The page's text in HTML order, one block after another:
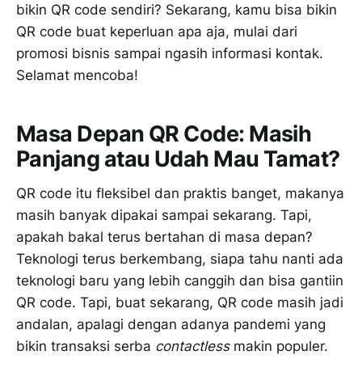
bikin QR code sendiri? Sekarang, kamu bisa bikin
QR code buat keperluan apa aja, mulai dari
promosi bisnis sampai ngasih informasi kontak.
Selamat mencoba!
Masa Depan QR Code: Masih
Panjang atau Udah Mau Tamat?
QR code itu fleksibel dan praktis banget, makanya
masih banyak dipakai sampai sekarang. Tapi,
apakah bakal terus bertahan di masa depan?
Teknologi terus berkembang, siapa tahu nanti ada
teknologi baru yang lebih canggih dan bisa gantiin
QR code. Tapi, buat sekarang, QR code masih jadi
andalan, apalagi dengan adanya pandemi yang
bikin transaksi serba contactlessmakin populer.